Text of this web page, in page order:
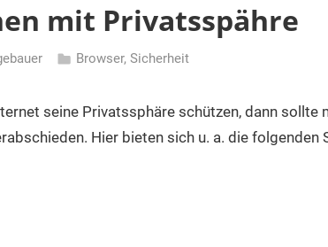
mit Privatsspähre
Browser, Sicherheit
seine Privatssphäre schützen, dann sollte
Hier bieten sich u. a. die folgenden